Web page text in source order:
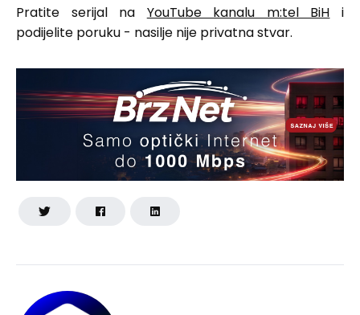
Pratite serijal na YouTube kanalu m:tel BiH i
podijelite poruku - nasilje nije privatna stvar.